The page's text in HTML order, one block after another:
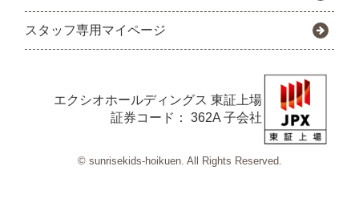
スタッフ専用マイページ
エクシオホールディングス 東証上場
証券コード： 362A 子会社
© sunrisekids-hoikuen. All Rights Reserved.